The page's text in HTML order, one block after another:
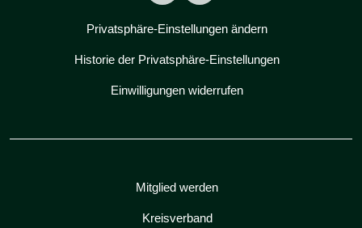
Privatsphäre-Einstellungen ändern
Historie der Privatsphäre-Einstellungen
Einwilligungen widerrufen
Mitglied werden
Kreisverband